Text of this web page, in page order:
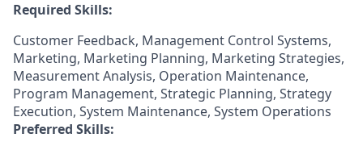
Required Skills:
Customer Feedback, Management Control Systems,
Marketing, Marketing Planning, Marketing Strategies,
Measurement Analysis, Operation Maintenance,
Program Management, Strategic Planning, Strategy
Execution, System Maintenance, System Operations
Preferred Skills: